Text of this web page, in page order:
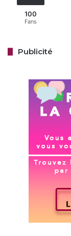
100
Fans
Publicité